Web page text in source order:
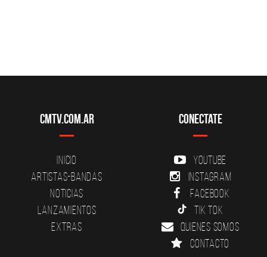
CMTV.com.ar
Inicio
Artistas-Bandas
Noticias
Lanzamientos
Extras
Conectate
YouTube
Instagram
Facebook
Tik Tok
Quienes somos
Contacto